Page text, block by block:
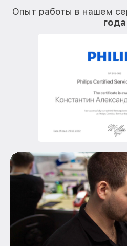
Опыт работы в нашем
года